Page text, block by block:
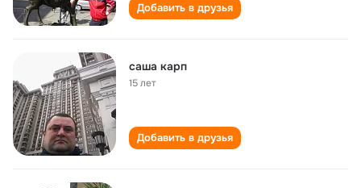
Добавить в друзья
саша карп
15 лет
Добавить в друзья